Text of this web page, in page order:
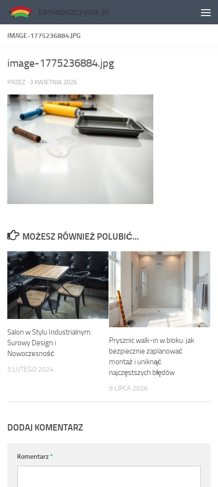
Skip to content
IMAGE-1775236884.JPG
image-1775236884.jpg
PRZEZ · 3 KWIETNIA 2026
MOŻESZ RÓWNIEŻ POLUBIĆ…
Salon w Stylu Industrialnym:
Surowy Design i
Nowoczesność
5 LUTEGO 2024
Prysznic walk-in w bloku: jak
bezpiecznie zaplanować
montaż i uniknąć
najczęstszych błędów
9 LIPCA 2026
DODAJ KOMENTARZ
Komentarz*